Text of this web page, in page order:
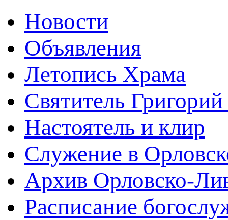
Новости
Объявления
Летопись Храма
Святитель
Настоятель и клир
Служение в
Архив Орловско-
Расписание